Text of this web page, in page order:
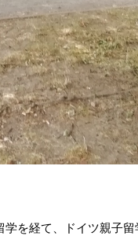
を経て、ドイツ親子留